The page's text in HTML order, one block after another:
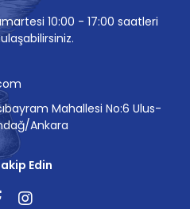
10:00 - 17:00 saatleri
Mahallesi No:6 Ulus-
Ankara
Edin